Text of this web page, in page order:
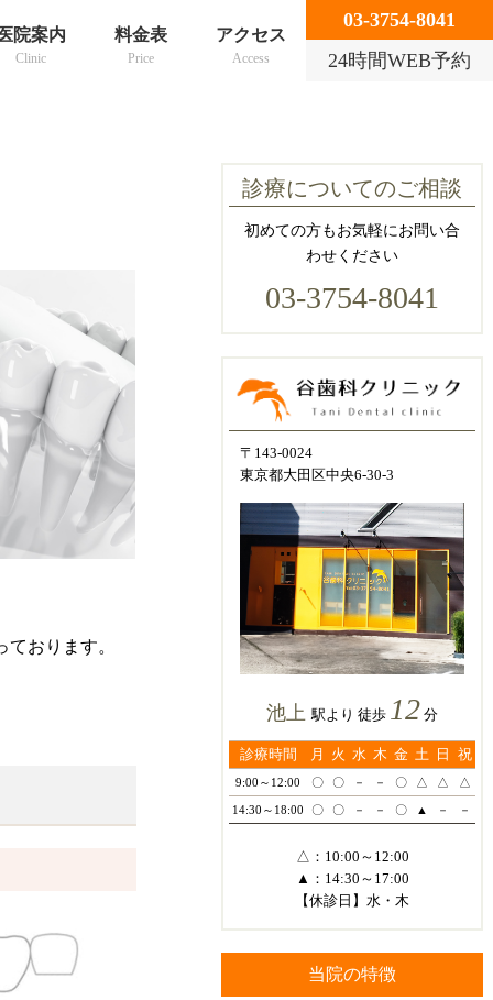
院案内
Clinic
料金表
Price
アクセス
Access
03-3754-8041
24時間WEB予約
おります。
診療についてのご相談
初めての方もお気軽にお問い合
わせください
03-3754-8041
〒143-0024
東京都大田区中央6-30-3
池上駅より 徒歩 12 分
診療時間 月 火 水 木 金 土 日 祝
9:00～12:00 〇 〇 － － 〇 △ △ △
14:30～18:00 〇 〇 － － 〇 ▲ － －
△：10:00～12:00
▲：14:30～17:00
【休診日】水・木
当院の特徴